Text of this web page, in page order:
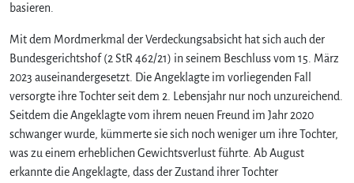
basieren.
Mit dem Mordmerkmal der Verdeckungsabsicht hat sich auch der
Bundesgerichtshof (2 StR 462/21) in seinem Beschluss vom 15. März
2023 auseinandergesetzt. Die Angeklagte im vorliegenden Fall
versorgte ihre Tochter seit dem 2. Lebensjahr nur noch unzureichend.
Seitdem die Angeklagte vom ihrem neuen Freund im Jahr 2020
schwanger wurde, kümmerte sie sich noch weniger um ihre Tochter,
was zu einem erheblichen Gewichtsverlust führte. Ab August
erkannte die Angeklagte, dass der Zustand ihrer Tochter